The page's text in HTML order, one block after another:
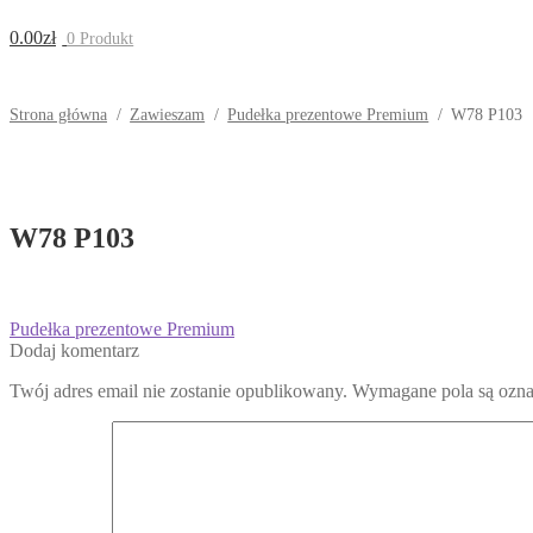
0.00zł 0 Produkt
Strona główna / Zawieszam / Pudełka prezentowe Premium / W78 P103
W78 P103
Nawigacja
wpisu
Poprzedni
wpis:
Pudełka prezentowe Premium
Dodaj komentarz
Twój adres email nie zostanie opublikowany. Wymagane pola są